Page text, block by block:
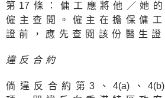
第 17條：傭工應將他／她
僱主查閱。僱主在擔保傭
證前，應先查閱該份醫生證
違反合約
倘違反合約第3、4(a)、4(b